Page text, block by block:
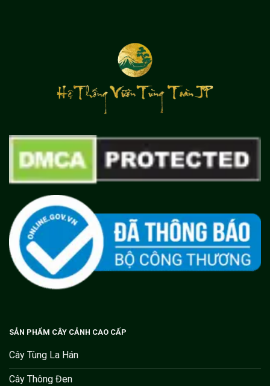
SẢN PHẨM CÂY CẢNH CAO CẤP
Cây Tùng La Hán
Cây Thông Đen